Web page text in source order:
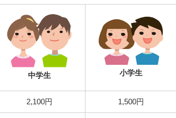
中学生 小学生
2,100円 1,500円